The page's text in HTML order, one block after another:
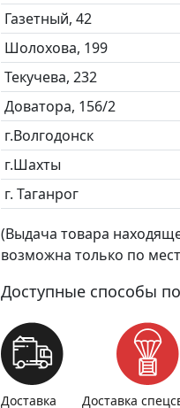
Газетный, 42
Шолохова, 199
Текучева, 232
Доватора, 156/2
г.Волгодонск
г.Шахты
г. Таганрог
(Выдача товара
возможна только по
Доступные способы
Доставка Доставка